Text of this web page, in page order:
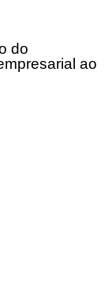
do
ao